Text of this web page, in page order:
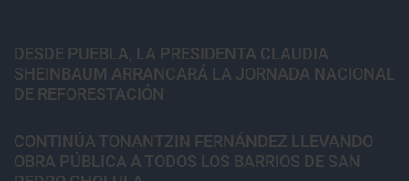
DESDE PUEBLA, LA PRESIDENTA CLAUDIA
SHEINBAUM ARRANCARÁ LA JORNADA NACIONAL
DE REFORESTACIÓN
CONTINÚA TONANTZIN FERNÁNDEZ LLEVANDO
OBRA PÚBLICA A TODOS LOS BARRIOS DE SAN